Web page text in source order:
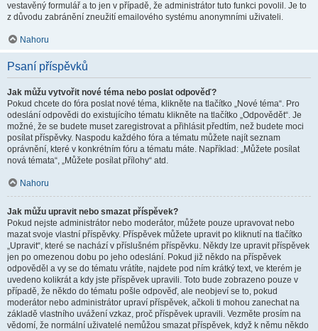
vestavěný formulář a to jen v případě, že administrátor tuto funkci povolil. Je to
z důvodu zabránění zneužití emailového systému anonymními uživateli.
Nahoru
Psaní příspěvků
Jak můžu vytvořit nové téma nebo poslat odpověď?
Pokud chcete do fóra poslat nové téma, klikněte na tlačítko „Nové téma“. Pro
odeslání odpovědi do existujícího tématu klikněte na tlačítko „Odpovědět“. Je
možné, že se budete muset zaregistrovat a přihlásit předtím, než budete moci
posílat příspěvky. Naspodu každého fóra a tématu můžete najít seznam
oprávnění, které v konkrétním fóru a tématu máte. Například: „Můžete posílat
nová témata“, „Můžete posílat přílohy“ atd.
Nahoru
Jak můžu upravit nebo smazat příspěvek?
Pokud nejste administrátor nebo moderátor, můžete pouze upravovat nebo
mazat svoje vlastní příspěvky. Příspěvek můžete upravit po kliknutí na tlačítko
„Upravit“, které se nachází v příslušném příspěvku. Někdy lze upravit příspěvek
jen po omezenou dobu po jeho odeslání. Pokud již někdo na příspěvek
odpověděl a vy se do tématu vrátíte, najdete pod ním krátký text, ve kterém je
uvedeno kolikrát a kdy jste příspěvek upravili. Toto bude zobrazeno pouze v
případě, že někdo do tématu pošle odpověď, ale neobjeví se to, pokud
moderátor nebo administrátor upraví příspěvek, ačkoli ti mohou zanechat na
základě vlastního uvážení vzkaz, proč příspěvek upravili. Vezměte prosím na
vědomí, že normální uživatelé nemůžou smazat příspěvek, když k němu někdo